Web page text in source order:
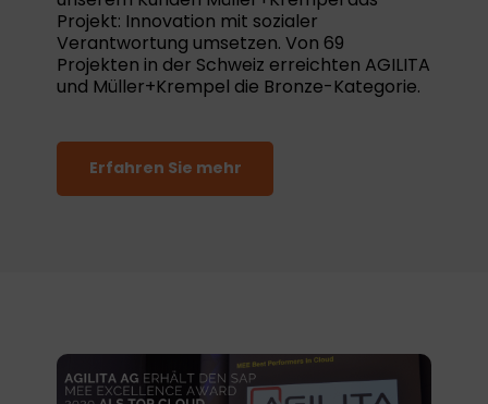
Projekt: Innovation mit sozialer
Verantwortung umsetzen. Von 69
Projekten in der Schweiz erreichten AGILITA
und Müller+Krempel die Bronze-Kategorie.
Erfahren Sie mehr